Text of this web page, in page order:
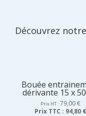
Découvrez
Bouée
dérivante 15 x
Prix HT : 79,00€
Prix TTC : 94,80 €